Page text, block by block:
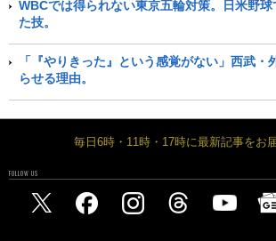
WBCでは得られない東京五輪対策。日米野
た技。
「『やりきった』という感覚がない」西武・
らせる理由。
毎日6時・11時・17時に最新記事をお
FOLLOW US